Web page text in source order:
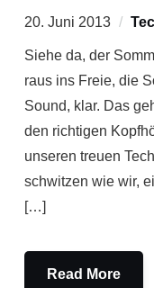
20. Juni 2013
Siehe da, der
raus ins Freie, die
Sound, klar. Das
den richtigen
unseren treuen
schwitzen wie wir,
[…]
Read More